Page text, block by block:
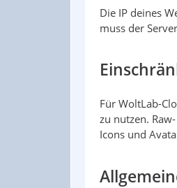
Die IP deines
muss der
Für WoltLab-
zu nutzen.
Icons und